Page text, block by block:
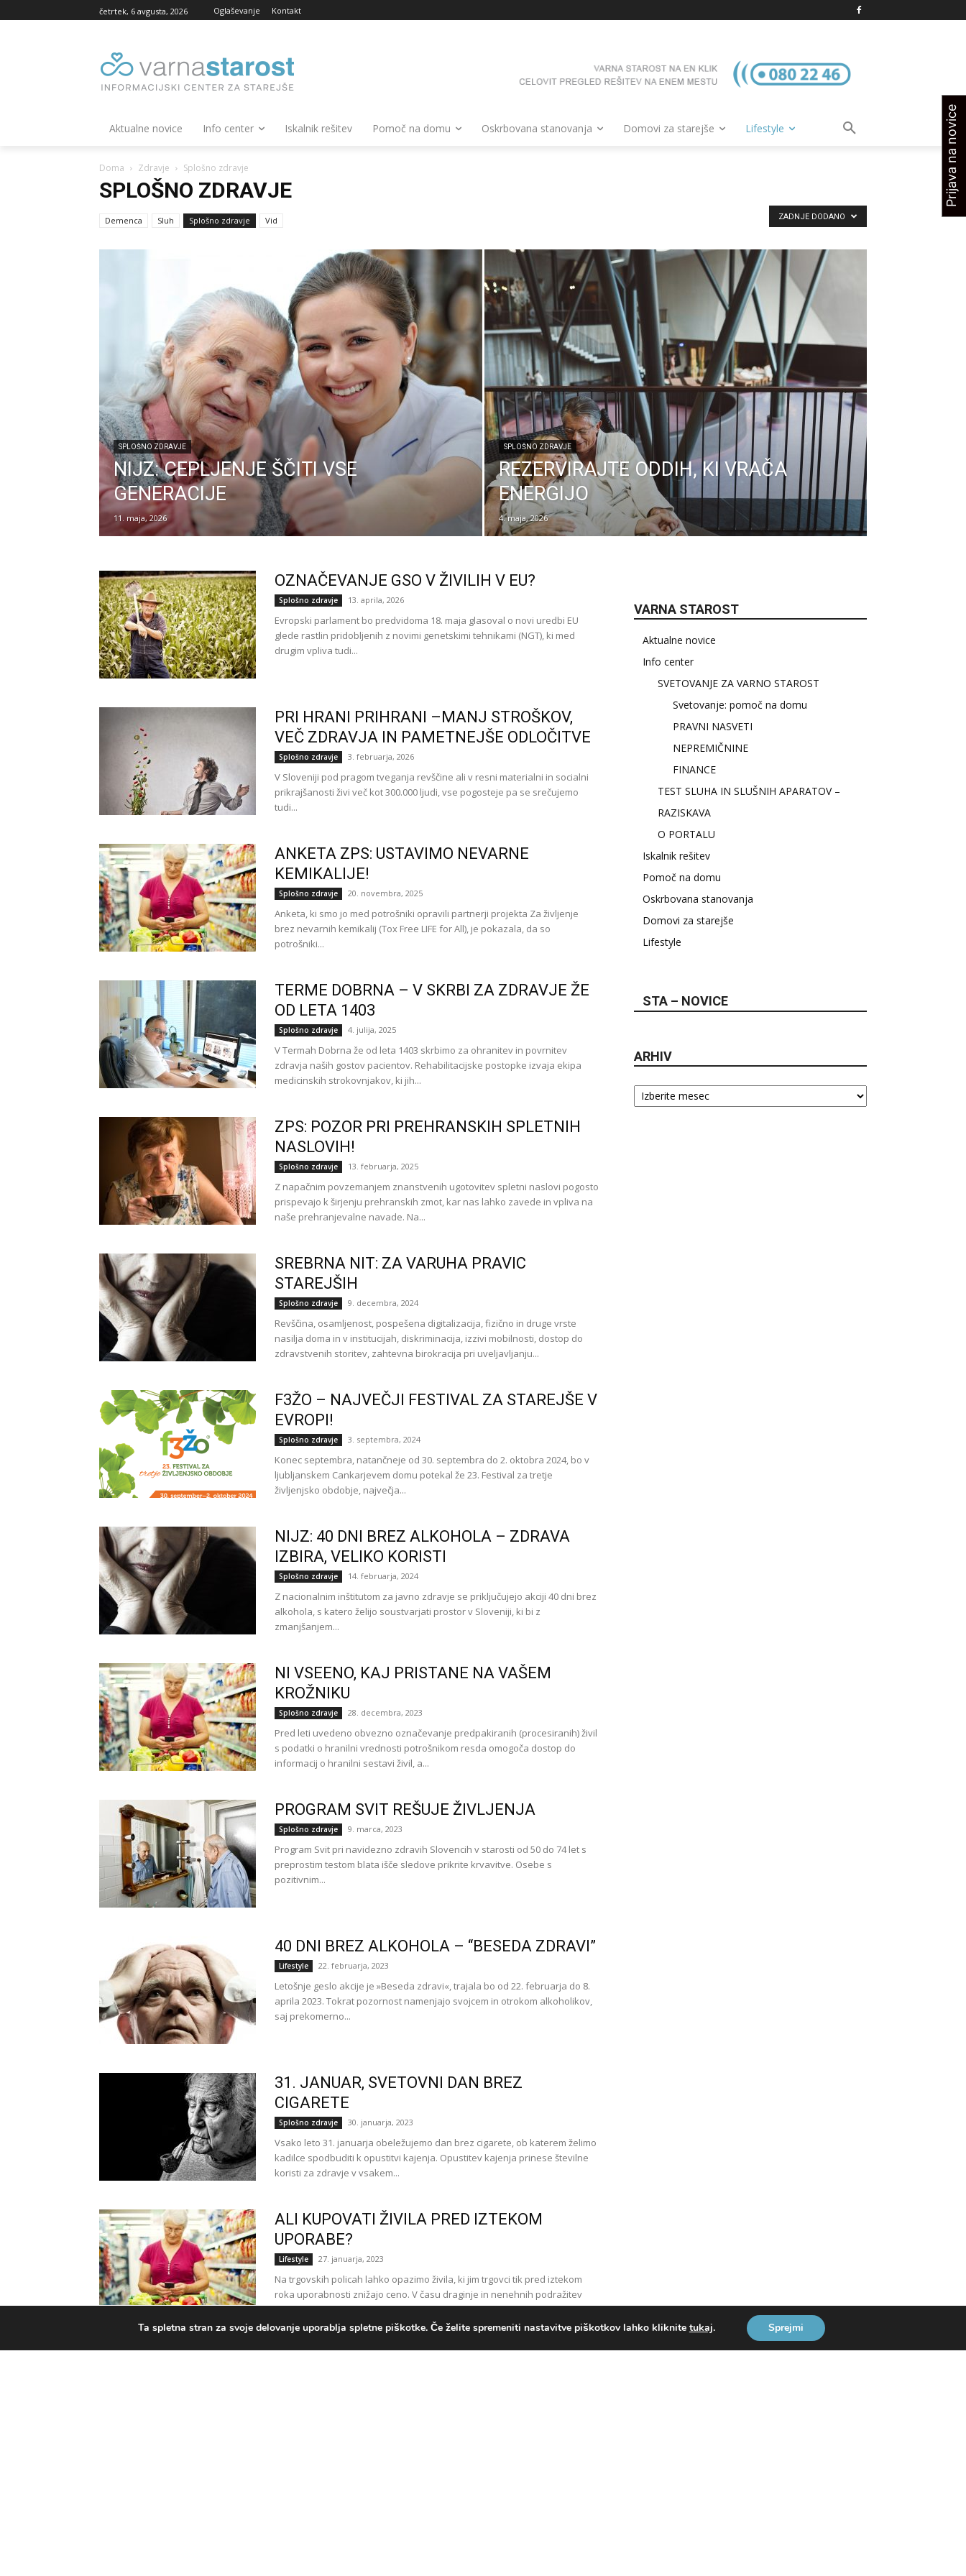
četrtek, 6 avgusta, 2026 Oglaševanje Kontakt
Aktualne novice Info center Iskalnik rešitev Pomoč na domu Oskrbovana stanovanja Domovi za starejše Lifestyle
Doma Zdravje Splošno zdravje
SPLOŠNO ZDRAVJE
Demenca Sluh Splošno zdravje Vid ZADNJE DODANO
SPLOŠNO ZDRAVJE
NIJZ: CEPLJENJE ŠČITI VSE
GENERACIJE
11. maja, 2026
SPLOŠNO ZDRAVJE
REZERVIRAJTE ODDIH, KI VRAČA
ENERGIJO
4. maja, 2026
OZNAČEVANJE GSO V ŽIVILIH V EU?
Splošno zdravje 13. aprila, 2026
Evropski parlament bo predvidoma 18. maja glasoval o novi uredbi EU
glede rastlin pridobljenih z novimi genetskimi tehnikami (NGT), ki med
drugim vpliva tudi...
PRI HRANI PRIHRANI –MANJ STROŠKOV,
VEČ ZDRAVJA IN PAMETNEJŠE ODLOČITVE
Splošno zdravje 3. februarja, 2026
V Sloveniji pod pragom tveganja revščine ali v resni materialni in socialni
prikrajšanosti živi več kot 300.000 ljudi, vse pogosteje pa se srečujemo
tudi...
ANKETA ZPS: USTAVIMO NEVARNE
KEMIKALIJE!
Splošno zdravje 20. novembra, 2025
Anketa, ki smo jo med potrošniki opravili partnerji projekta Za življenje
brez nevarnih kemikalij (Tox Free LIFE for All), je pokazala, da so
potrošniki...
TERME DOBRNA – V SKRBI ZA ZDRAVJE ŽE
OD LETA 1403
Splošno zdravje 4. julija, 2025
V Termah Dobrna že od leta 1403 skrbimo za ohranitev in povrnitev
zdravja naših gostov pacientov. Rehabilitacijske postopke izvaja ekipa
medicinskih strokovnjakov, ki jih...
ZPS: POZOR PRI PREHRANSKIH SPLETNIH
NASLOVIH!
Splošno zdravje 13. februarja, 2025
Z napačnim povzemanjem znanstvenih ugotovitev spletni naslovi pogosto
prispevajo k širjenju prehranskih zmot, kar nas lahko zavede in vpliva na
naše prehranjevalne navade. Na...
SREBRNA NIT: ZA VARUHA PRAVIC
STAREJŠIH
Splošno zdravje 9. decembra, 2024
Revščina, osamljenost, pospešena digitalizacija, fizično in druge vrste
nasilja doma in v institucijah, diskriminacija, izzivi mobilnosti, dostop do
zdravstvenih storitev, zahtevna birokracija pri uveljavljanju...
F3ŽO – NAJVEČJI FESTIVAL ZA STAREJŠE V
EVROPI!
Splošno zdravje 3. septembra, 2024
Konec septembra, natančneje od 30. septembra do 2. oktobra 2024, bo v
ljubljanskem Cankarjevem domu potekal že 23. Festival za tretje
življenjsko obdobje, največja...
NIJZ: 40 DNI BREZ ALKOHOLA – ZDRAVA
IZBIRA, VELIKO KORISTI
Splošno zdravje 14. februarja, 2024
Z nacionalnim inštitutom za javno zdravje se priključujejo akciji 40 dni brez
alkohola, s katero želijo soustvarjati prostor v Sloveniji, ki bi z
zmanjšanjem...
NI VSEENO, KAJ PRISTANE NA VAŠEM
KROŽNIKU
Splošno zdravje 28. decembra, 2023
Pred leti uvedeno obvezno označevanje predpakiranih (procesiranih) živil
s podatki o hranilni vrednosti potrošnikom resda omogoča dostop do
informacij o hranilni sestavi živil, a...
PROGRAM SVIT REŠUJE ŽIVLJENJA
Splošno zdravje 9. marca, 2023
Program Svit pri navidezno zdravih Slovencih v starosti od 50 do 74 let s
preprostim testom blata išče sledove prikrite krvavitve. Osebe s
pozitivnim...
40 DNI BREZ ALKOHOLA – “BESEDA ZDRAVI”
Lifestyle 22. februarja, 2023
Letošnje geslo akcije je »Beseda zdravi«, trajala bo od 22. februarja do 8.
aprila 2023. Tokrat pozornost namenjajo svojcem in otrokom alkoholikov,
saj prekomerno...
31. JANUAR, SVETOVNI DAN BREZ
CIGARETE
Splošno zdravje 30. januarja, 2023
Vsako leto 31. januarja obeležujemo dan brez cigarete, ob katerem želimo
kadilce spodbuditi k opustitvi kajenja. Opustitev kajenja prinese številne
koristi za zdravje v vsakem...
ALI KUPOVATI ŽIVILA PRED IZTEKOM
UPORABE?
Lifestyle 27. januarja, 2023
Na trgovskih policah lahko opazimo živila, ki jim trgovci tik pred iztekom
roka uporabnosti znižajo ceno. V času draginje in nenehnih podražitev
hrane lahko...
NEOPOREČNA ŽIVILA NA PRAZNIČNIH
VARNA STAROST
Aktualne novice
Info center
SVETOVANJE ZA VARNO STAROST
Svetovanje: pomoč na domu
PRAVNI NASVETI
NEPREMIČNINE
FINANCE
TEST SLUHA IN SLUŠNIH APARATOV –
RAZISKAVA
O PORTALU
Iskalnik rešitev
Pomoč na domu
Oskrbovana stanovanja
Domovi za starejše
Lifestyle
STA – NOVICE
ARHIV
Arhiv
Prijava na novice
Ta spletna stran za svoje delovanje uporablja spletne piškotke. Če želite spremeniti nastavitve piškotkov lahko kliknite tukaj. Sprejmi